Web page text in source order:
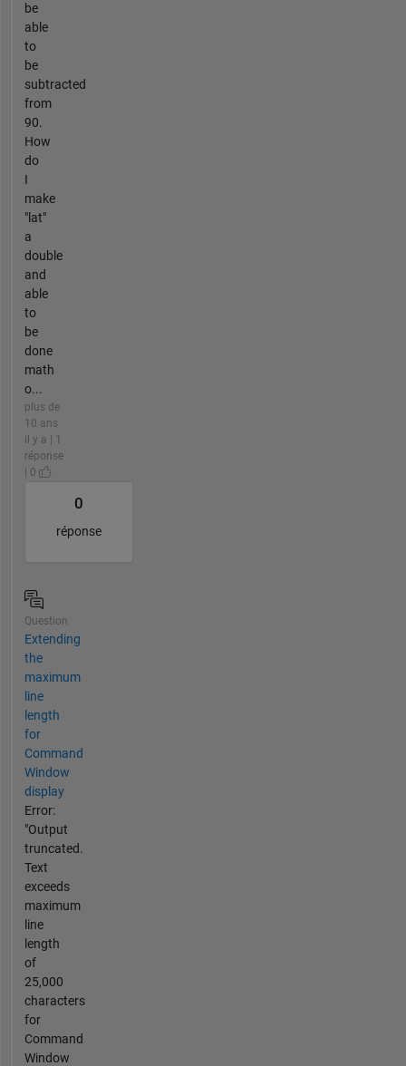
be
able
to
be
subtracted
from
90.
How
do
I
make
"lat"
a
double
and
able
to
be
done
math
o...
plus de
10 ans
il y a | 1
réponse
| 0
0
réponse
Question
Extending
the
maximum
line
length
for
Command
Window
display
Error:
"Output
truncated.
Text
exceeds
maximum
line
length
of
25,000
characters
for
Command
Window